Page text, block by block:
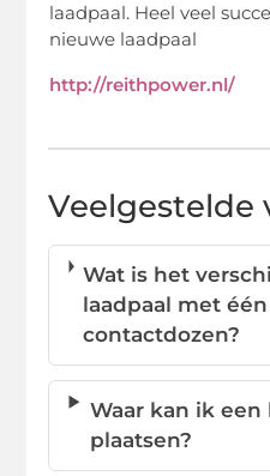
laadpaal. Heel veel
nieuwe laadpaal
http://reithpower.nl/
Veelgestelde
Wat is het
laadpaal met
contactdozen?
Waar kan ik een
plaatsen?